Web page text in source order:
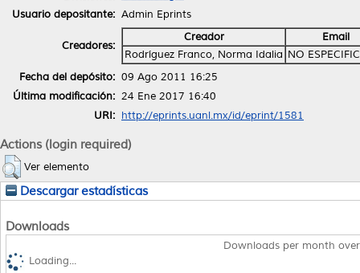
Usuario depositante: Admin Eprints
Creadores:
Creador
Email
Rodríguez Franco, Norma Idalia NO
Fecha del depósito: 09 Ago 2011 16:25
Última modificación: 24 Ene 2017 16:40
URI: http://eprints.uanl.mx/id/eprint/1581
Actions (login required)
Ver elemento
Descargar estadísticas
Downloads
Downloads per month
Loading...